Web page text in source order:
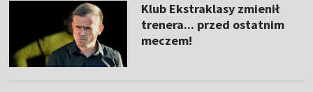
Klub Ekstraklasy zmienił
trenera... przed ostatnim
meczem!